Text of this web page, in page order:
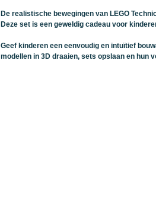
De realistische bewegingen van LEGO
Deze set is een geweldig cadeau voor
Geef kinderen een eenvoudig en intuïtief
modellen in 3D draaien, sets opslaan en hun